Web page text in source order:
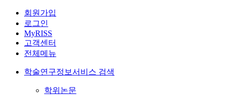
회원가입
로그인
MyRISS
고객센터
전체메뉴
학술연구정보서비스 검색
학위논문